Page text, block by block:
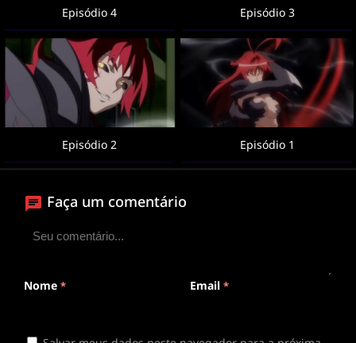
Episódio 4 Episódio 3
Episódio 2 Episódio 1
Faça um comentário
Nome * Email *